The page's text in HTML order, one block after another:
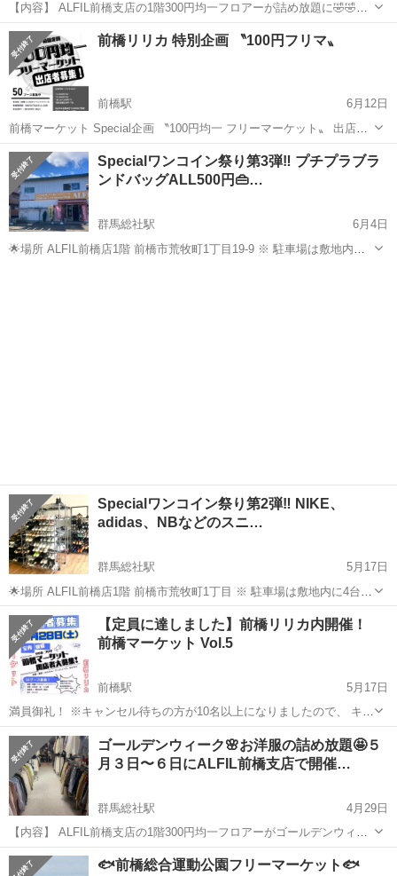
【内容】 ALFIL前橋支店の1階300円均一フロアーが詰め放題に🤣🤣🤣
詰め放題袋Mサイズ 1,100円 ※ Ｔシャツ１５枚くらい(スタッフ調べ)
詰め放題袋Ｌサイズ 3,300円 どちらかをご購入くださ...
群馬 群馬総社駅 フリーマーケット
前橋リリカ 特別企画 〝100円フリマ〟
前橋駅
6月12日
前橋マーケット Special企画 〝100円均一 フリーマーケット〟 出店者
さん募集中！ （7.7現在、半分埋まりました！） ◎出店料
¥2,000（今回まではキャンセルの場合全額返金） ◎ブースサイズ
3m×3m...
群馬 前橋市 フリーマーケット フリマ
Specialワンコイン祭り第3弾‼️ プチプラブラ
ンドバッグALL500円👜…
群馬総社駅
6月4日
🌟場所 ALFIL前橋店1階 前橋市荒牧町1丁目19-9 ※ 駐車場は敷地内に4
Specialワンコイン祭り第2弾‼️ NIKE、
adidas、NBなどのスニ…
群馬総社駅
5月17日
🌟場所 ALFIL前橋店1階 前橋市荒牧町1丁目 ※ 駐車場は敷地内に4台と
徒歩50mに第二駐車場が4台あります。ご不明な点がございましたらス
タッフにお声がけください。 🌟プライスラインは次の3つ 商品...
群馬 前橋市 群馬総社駅 フリーマーケット キッズ
【定員に達しました】前橋リリカ内開催！
前橋マーケット Vol.5
前橋駅
5月17日
満員御礼！ ※キャンセル待ちの方が10名以上になりましたので、 キャ
ンセル待ちも締め切らせていただきました。 天気に左右されない！ シ
ョッピングセンター内のフリマです♪ 前橋マーケット実行委員会→ 前
橋リリカ2階のHa...
群馬 前橋市 フリーマーケット マーケット
ゴールデンウィーク🌸お洋服の詰め放題🤩５
月３日〜６日にALFIL前橋支店で開催…
群馬総社駅
4月29日
【内容】 ALFIL前橋支店の1階300円均一フロアーがゴールデンウィー
ク中ずっと詰め放題に🤣🤣🤣 詰め放題袋Mサイズ 1,100円 ※ Ｔシャ
ツ１５枚くらい(スタッフ調べ) 詰め放題袋Ｌサイズ 3,300円...
群馬 前橋市 群馬総社駅 フリーマーケット 古着
🐟前橋総合運動公園フリーマーケット🐟